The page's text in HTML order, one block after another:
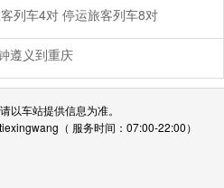
列车4对 停运旅客列车8对
遵义到重庆
以车站提供信息为准。
（ 服务时间：07:00-22:00）